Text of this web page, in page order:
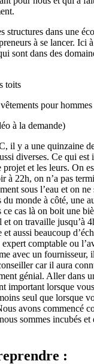
structures dans une
à se lancer. Ici
sont dans des
toits
pour hommes
à la demande)
il y a une quinzaine
diverses. Ce qui est
et les leurs. On
à 22h, on n’a pas
sous l’eau et on
monde à côté, une
cas là on boit une
et on travaille jusqu’à
aussi beaucoup
comptable ou
avec un fournisseur,
car il aura
génial. Aller dans
important lorsque
seul que lorsque
avons commencé
sommes incubés et
: